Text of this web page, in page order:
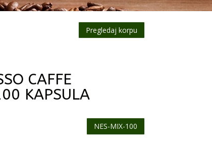
Pregledaj korpu
CAFFE
KAPSULA
NES-MIX-100